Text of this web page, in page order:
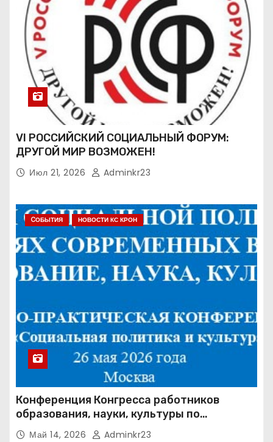
VI РОССИЙСКИЙ СОЦИАЛЬНЫЙ ФОРУМ:
ДРУГОЙ МИР ВОЗМОЖЕН!
Июл 21, 2026 Adminkr23
CОБЫТИЯ НОВОСТИ КС КРОН
Конференция Конгресса работников
образования, науки, культуры по
направлению «Социальная политика и
Май 14, 2026 Adminkr23